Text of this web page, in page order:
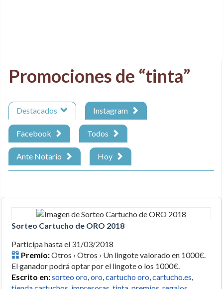
Promociones de “tinta”
Destacados Instagram
Facebook Todos
Ante Notario Hoy
Sorteo Cartucho de ORO 2018
Participa hasta el 31/03/2018
Premio:Otros › Otros › Un lingote valorado en 1000€.
El ganador podrá optar por el lingote o los 1000€.
Escrito en:sorteo oro,oro,cartucho oro,cartucho.es,